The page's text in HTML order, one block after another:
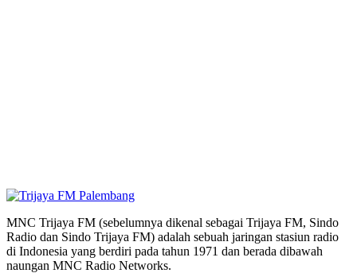
MNC Trijaya FM (sebelumnya dikenal sebagai Trijaya FM, Sindo
Radio dan Sindo Trijaya FM) adalah sebuah jaringan stasiun radio
di Indonesia yang berdiri pada tahun 1971 dan berada dibawah
naungan MNC Radio Networks.